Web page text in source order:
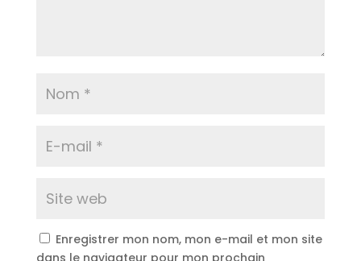
Enregistrer mon nom, mon e-mail et mon site
dans le navigateur pour mon prochain